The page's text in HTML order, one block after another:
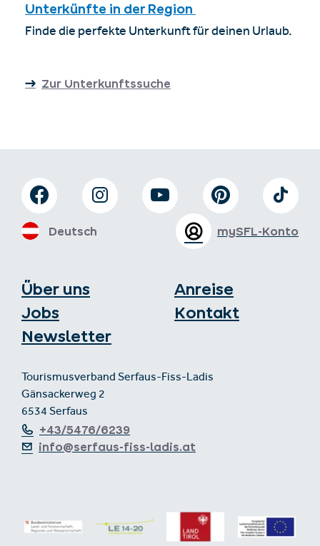
Unterkünfte in der Region
Finde die perfekte Unterkunft für deinen Urlaub.
Zur Unterkunftssuche
Über uns
Jobs
Newsletter
Anreise
Kontakt
Tourismusverband Serfaus-Fiss-Ladis
Gänsackerweg 2
6534 Serfaus
+43/5476/6239
info@serfaus-fiss-ladis.at
mySFL-Konto
Deutsch